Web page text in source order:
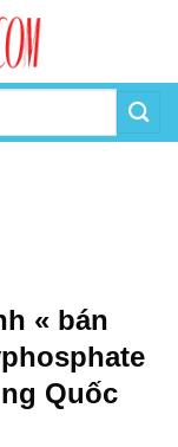
« bán
Quốc